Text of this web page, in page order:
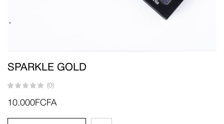
SPARKLE GOLD
(0)
10.000FCFA